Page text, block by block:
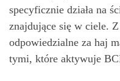
specyficznie działa na
znajdujące się w ciele.
odpowiedzialne za haj
tymi, które aktywuje